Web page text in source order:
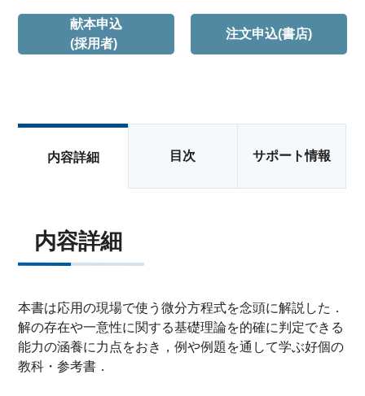
献本申込
(採用者)
注文申込(書店)
内容詳細 目次 サポート情報
内容詳細
本書は応用の現場で使う微分方程式を念頭に解説した．
解の存在や一意性に関する基礎理論を的確に判定できる
能力の涵養に力点をおき，例や例題を通して学ぶ好個の
教科・参考書．